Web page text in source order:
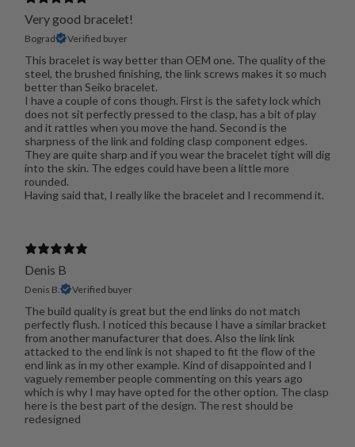
Very good bracelet!
Bograd Verified buyer
This bracelet is way better than OEM one. The quality of the
steel, the brushed finishing, the link screws makes it so much
better than Seiko bracelet.
I have a couple of cons though. First is the safety lock which
does not sit perfectly pressed to the clasp, has a bit of play
and it rattles when you move the hand. Second is the
sharpness of the link and folding clasp component edges.
They are quite sharp and if you wear the bracelet tight will dig
into the skin. The edges could have been a little more
rounded.
Having said that, I really like the bracelet and I recommend it.
Denis B
Denis B. Verified buyer
The build quality is great but the end links do not match
perfectly flush. I noticed this because I have a similar bracket
from another manufacturer that does. Also the link link
attacked to the end link is not shaped to fit the flow of the
end link as in my other example. Kind of disappointed and I
vaguely remember people commenting on this years ago
which is why I may have opted for the other option. The clasp
here is the best part of the design. The rest should be
redesigned